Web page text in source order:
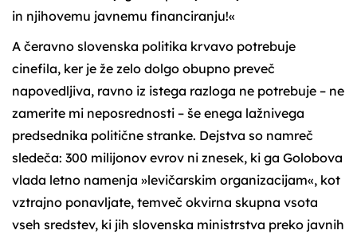
in njihovemu javnemu financiranju!«
A čeravno slovenska politika krvavo potrebuje
cinefila, ker je že zelo dolgo obupno preveč
napovedljiva, ravno iz istega razloga ne potrebuje – ne
zamerite mi neposrednosti – še enega lažnivega
predsednika politične stranke. Dejstva so namreč
sledeča: 300 milijonov evrov ni znesek, ki ga Golobova
vlada letno namenja »levičarskim organizacijam«, kot
vztrajno ponavljate, temveč okvirna skupna vsota
vseh sredstev, ki jih slovenska ministrstva preko javnih